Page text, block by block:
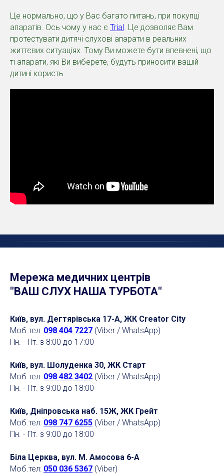
Це нормально, що у Вас багато питань, при покупці
апаратів. Ось чому у нас є Trial. Це дозволяє Вам
протестувати дитячі слухові апарати в реальних
життєвих ситуаціях. Тому Ви можете бути впевнені, що
ті апарати, які Ви виберете, будуть приносити вашій
дитині користь.
Мережа медичних центрів
"ВАШ СЛУХ НАША ТУРБОТА"
Київ, вул. Дегтярівська 17-А, ЖК Creator City
Моб.тел: 098 404 7227 (Viber / WhatsApp)
Пн. - Пт. з 8:00 до 17:00
Київ, вул. Шолуденка 30, ЖК Старт
Моб.тел: 098 482 3402 (Viber / WhatsApp)
Пн. - Пт. з 9:00 до 18:00
Київ, Дніпровська наб. 15Ж, ЖК Грейт
Моб.тел: 098 747 6255 (Viber / WhatsApp)
Пн. - Пт. з 9:00 до 18:00
Біла Церква, вул. М. Амосова 6-А
Моб.тел: 050 036 5367 (Viber)